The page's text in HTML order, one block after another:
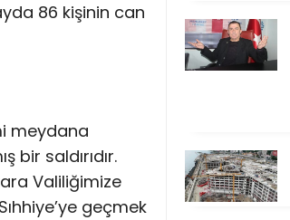
86 kişinin can
meydana
bir saldırıdır.
Valiliğimize
geçmek